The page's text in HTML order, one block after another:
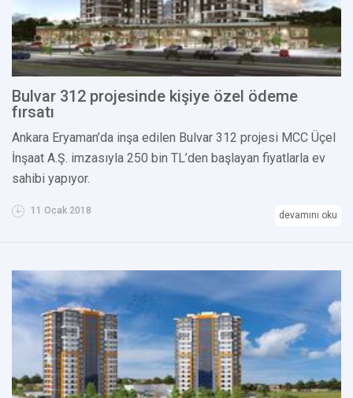
Bulvar 312 projesinde kişiye özel ödeme
fırsatı
Ankara Eryaman’da inşa edilen Bulvar 312 projesi MCC Üçel
İnşaat A.Ş. imzasıyla 250 bin TL’den başlayan fiyatlarla ev
sahibi yapıyor.
11 Ocak 2018 devamını oku